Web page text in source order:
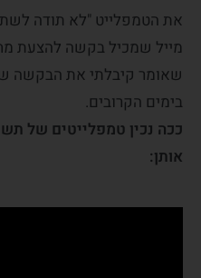
את הטמפלייט "לא תודה
מייל שמכיל בקשה להצעת
שאומר קיבלתי את הבקשה
בימים הקרובים.
ככה נכין טמפלייטים של
אותן: